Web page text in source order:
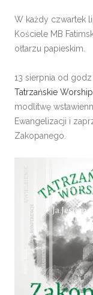
W każdy czwartek
Kościele MB
ołtarzu papieskim.
13 sierpnia od
Tatrzańskie Worship
modlitwę
Ewangelizacji i
Zakopanego.